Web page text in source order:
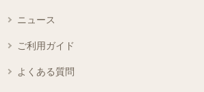
ニュース
ご利用ガイド
よくある質問